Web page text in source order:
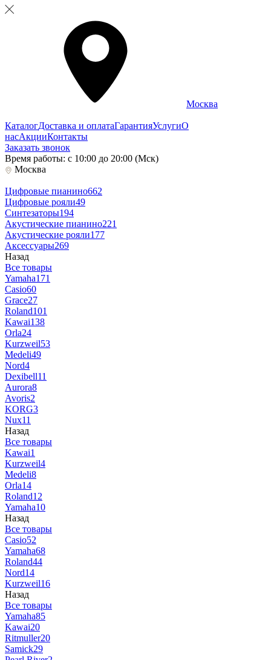
Москва
КаталогДоставка и оплатаГарантияУслугиО
насАкцииКонтакты
Заказать звонок
Время работы: с 10:00 до 20:00 (Мск)
Москва
Цифровые пианино662
Цифровые рояли49
Синтезаторы194
Акустические пианино221
Акустические рояли177
Аксессуары269
Назад
Все товары
Yamaha171
Casio60
Grace27
Roland101
Kawai138
Orla24
Kurzweil53
Medeli49
Nord4
Dexibell11
Aurora8
Avoris2
KORG3
Nux11
Назад
Все товары
Kawai1
Kurzweil4
Medeli8
Orla14
Roland12
Yamaha10
Назад
Все товары
Casio52
Yamaha68
Roland44
Nord14
Kurzweil16
Назад
Все товары
Yamaha85
Kawai20
Ritmuller20
Samick29